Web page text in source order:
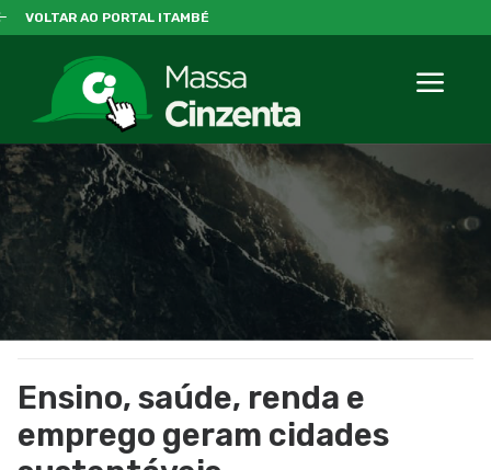
VOLTAR AO PORTAL ITAMBÉ
Ensino, saúde, renda e
emprego geram cidades